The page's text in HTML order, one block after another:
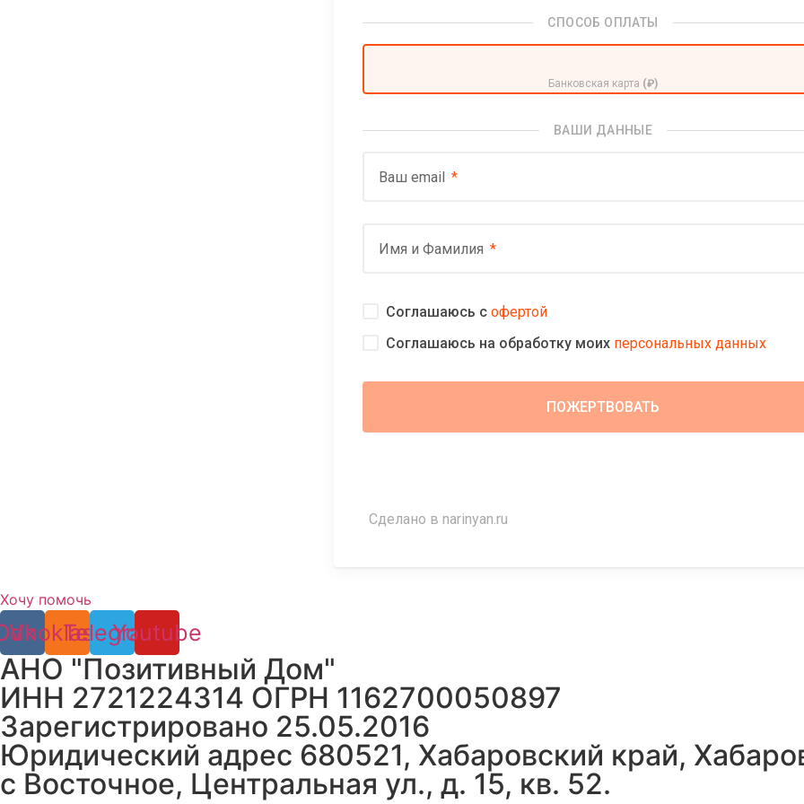
СПОСОБ ОПЛАТЫ
Банковская карта (₽)
ВАШИ ДАННЫЕ
Ваш email
Имя и Фамилия
Соглашаюсь с офертой
Соглашаюсь на обработку моих персональных данных
Сделано в narinyan.ru
Хочу помочь
Vk Telegram
Youtube
АНО "Позитивный Дом"
ИНН 2721224314 ОГРН 1162700050897
Зарегистрировано 25.05.2016
Юридический адрес 680521, Хабаровский край,
с Восточное, Центральная ул., д. 15, кв. 52.